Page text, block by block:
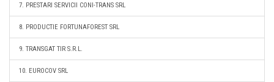
7. PRESTARI SERVICII CONI-TRANS SRL
8. PRODUCTIE FORTUNAFOREST SRL
9. TRANSGAT TIR S.R.L.
10. EUROCOV SRL